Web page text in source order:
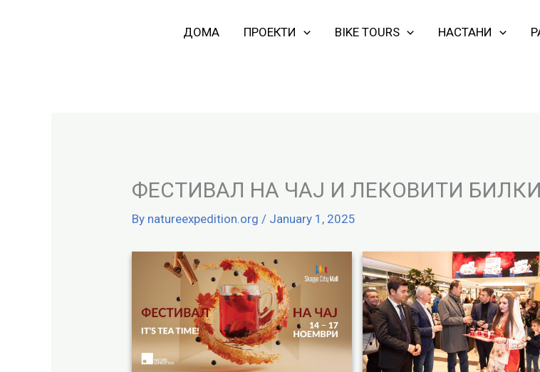
ДОМА ПРОЕКТИ BIKE TOURS НАСТАНИ
ФЕСТИВАЛ НА ЧАЈ И ЛЕКОВИТИ БИЛКИ
By natureexpedition.org / January 1, 2025